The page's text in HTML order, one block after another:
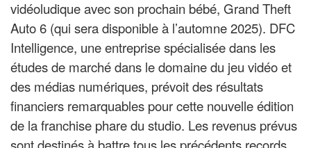
vidéoludique avec son prochain bébé, Grand Theft
Auto 6 (qui sera disponible à l’automne 2025). DFC
Intelligence, une entreprise spécialisée dans les
études de marché dans le domaine du jeu vidéo et
des médias numériques, prévoit des résultats
financiers remarquables pour cette nouvelle édition
de la franchise phare du studio. Les revenus prévus
sont destinés à battre tous les précédents records.